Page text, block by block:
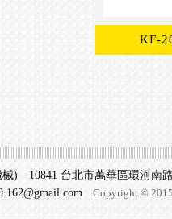
KF-
械) 10841 台北市萬華區環河南
Copyright © 2015